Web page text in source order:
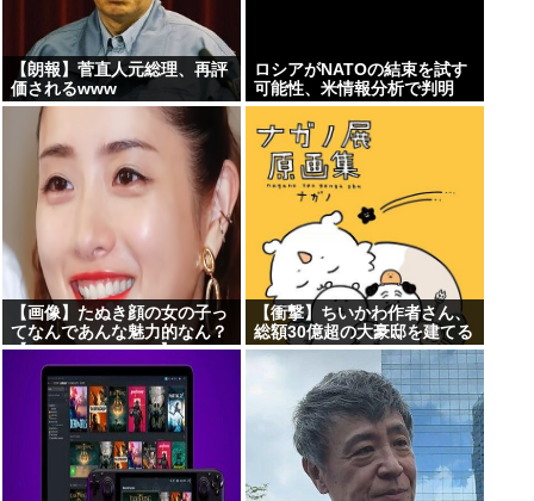
【朗報】菅直人元総理、再評
価されるwww
ロシアがNATOの結束を試す
可能性、米情報分析で判明
【画像】たぬき顔の女の子っ
てなんであんな魅力的なん？
【Pickup07091607】
【衝撃】ちいかわ作者さん、
総額30億超の大豪邸を建てる
www